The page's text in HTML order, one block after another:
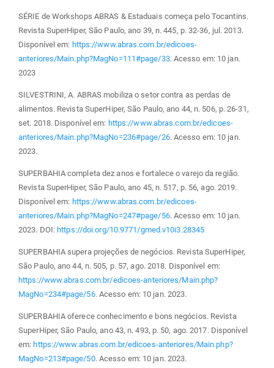
SÉRIE de Workshops ABRAS & Estaduais começa pelo Tocantins.
Revista SuperHiper, São Paulo, ano 39, n. 445, p. 32-36, jul. 2013.
Disponível em: https://www.abras.com.br/edicoes-
anteriores/Main.php?MagNo=111#page/33. Acesso em: 10 jan.
2023
SILVESTRINI, A. ABRAS mobiliza o setor contra as perdas de
alimentos. Revista SuperHiper, São Paulo, ano 44, n. 506, p. 26-31,
set. 2018. Disponível em: https://www.abras.com.br/edicoes-
anteriores/Main.php?MagNo=236#page/26. Acesso em: 10 jan.
2023.
SUPERBAHIA completa dez anos e fortalece o varejo da região.
Revista SuperHiper, São Paulo, ano 45, n. 517, p. 56, ago. 2019.
Disponível em: https://www.abras.com.br/edicoes-
anteriores/Main.php?MagNo=247#page/56. Acesso em: 10 jan.
2023. DOI: https://doi.org/10.9771/gmed.v10i3.28345
SUPERBAHIA supera projeções de negócios. Revista SuperHiper,
São Paulo, ano 44, n. 505, p. 57, ago. 2018. Disponível em:
https://www.abras.com.br/edicoes-anteriores/Main.php?
MagNo=234#page/56. Acesso em: 10 jan. 2023.
SUPERBAHIA oferece conhecimento e bons negócios. Revista
SuperHiper, São Paulo, ano 43, n. 493, p. 50, ago. 2017. Disponível
em: https://www.abras.com.br/edicoes-anteriores/Main.php?
MagNo=213#page/50. Acesso em: 10 jan. 2023.